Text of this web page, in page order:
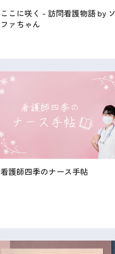
ここに咲く - 訪問看護物語 by ソ
ファちゃん
看護師四季のナース手帖